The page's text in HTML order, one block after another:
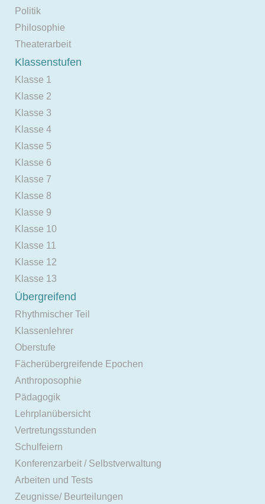
Politik
Philosophie
Theaterarbeit
Klassenstufen
Klasse 1
Klasse 2
Klasse 3
Klasse 4
Klasse 5
Klasse 6
Klasse 7
Klasse 8
Klasse 9
Klasse 10
Klasse 11
Klasse 12
Klasse 13
Übergreifend
Rhythmischer Teil
Klassenlehrer
Oberstufe
Fächerübergreifende Epochen
Anthroposophie
Pädagogik
Lehrplanübersicht
Vertretungsstunden
Schulfeiern
Konferenzarbeit / Selbstverwaltung
Arbeiten und Tests
Zeugnisse/ Beurteilungen